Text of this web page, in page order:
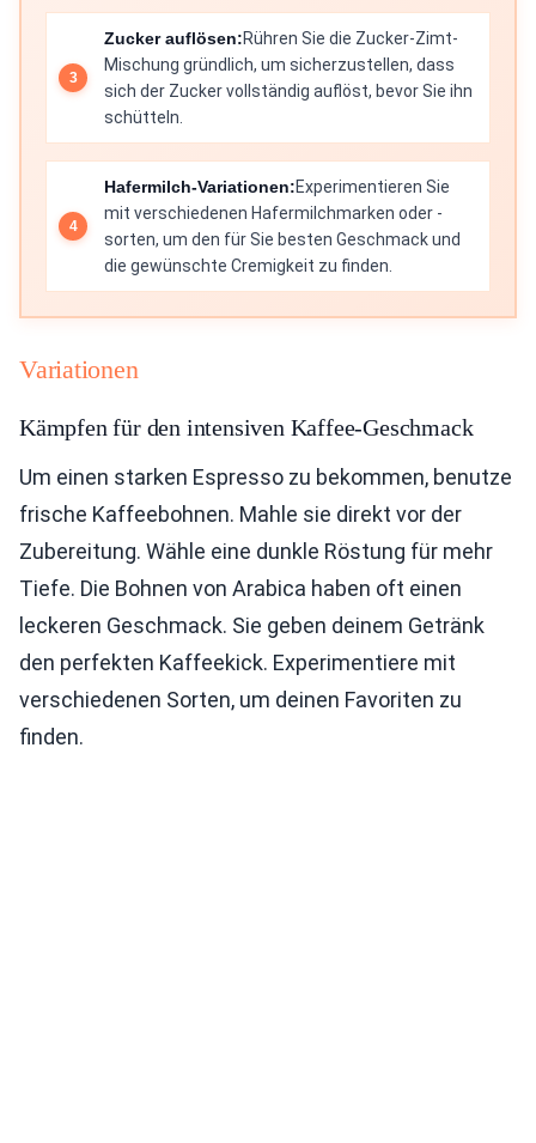
Zucker auflösen:Rühren Sie die Zucker-Zimt-
Mischung gründlich, um sicherzustellen, dass
sich der Zucker vollständig auflöst, bevor Sie ihn
schütteln.
Hafermilch-Variationen:Experimentieren Sie
mit verschiedenen Hafermilchmarken oder -
sorten, um den für Sie besten Geschmack und
die gewünschte Cremigkeit zu finden.
Variationen
Kämpfen für den intensiven Kaffee-Geschmack
Um einen starken Espresso zu bekommen, benutze
frische Kaffeebohnen. Mahle sie direkt vor der
Zubereitung. Wähle eine dunkle Röstung für mehr
Tiefe. Die Bohnen von Arabica haben oft einen
leckeren Geschmack. Sie geben deinem Getränk
den perfekten Kaffeekick. Experimentiere mit
verschiedenen Sorten, um deinen Favoriten zu
finden.